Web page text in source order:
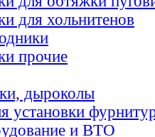
для хольнитенов
прочие
дыроколы
установки
и ВТО